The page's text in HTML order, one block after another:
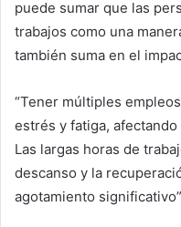
puede sumar que las
trabajos como una
también suma en el
“Tener múltiples
estrés y fatiga,
Las largas horas de
descanso y la
agotamiento